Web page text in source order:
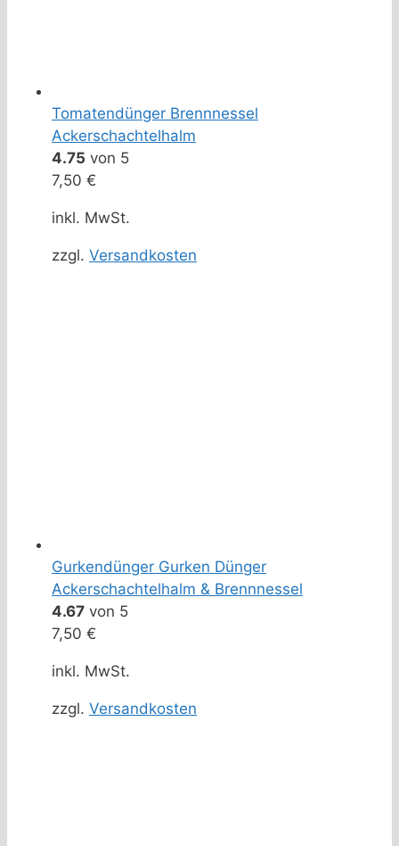
Tomatendünger Brennnessel
Ackerschachtelhalm
4.75 von 5
7,50 €
inkl. MwSt.
zzgl. Versandkosten
Gurkendünger Gurken Dünger
Ackerschachtelhalm & Brennnessel
4.67 von 5
7,50 €
inkl. MwSt.
zzgl. Versandkosten